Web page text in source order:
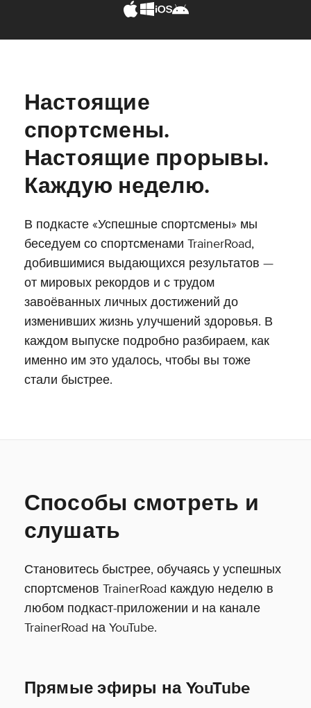
Настоящие
спортсмены.
Настоящие прорывы.
Каждую неделю.
В подкасте «Успешные спортсмены» мы
беседуем со спортсменами TrainerRoad,
добившимися выдающихся результатов —
от мировых рекордов и с трудом
завоёванных личных достижений до
изменивших жизнь улучшений здоровья. В
каждом выпуске подробно разбираем, как
именно им это удалось, чтобы вы тоже
стали быстрее.
Способы смотреть и
слушать
Становитесь быстрее, обучаясь у успешных
спортсменов TrainerRoad каждую неделю в
любом подкаст-приложении и на канале
TrainerRoad на YouTube.
Прямые эфиры на YouTube